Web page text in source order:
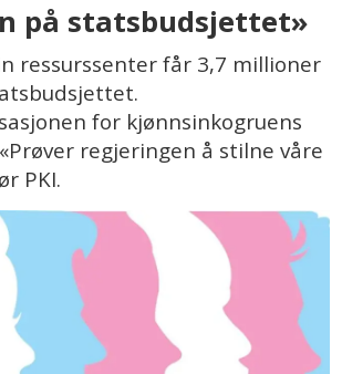
på statsbudsjettet»
ressurssenter får 3,7 millioner
for kjønnsinkogruens
regjeringen å stilne våre
PKI.